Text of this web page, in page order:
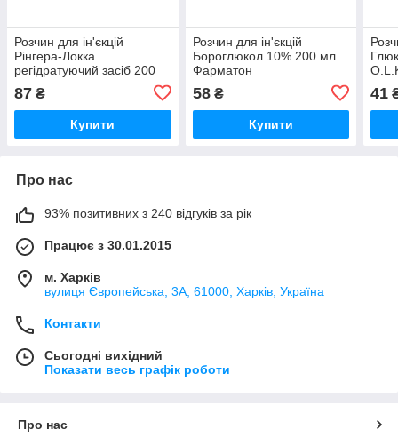
Розчин для ін'єкцій
Рінгера-Локка
регідратуючий засіб 200
87 ₴
Купити
Розчин для ін'єкцій
Бороглюкол 10% 200 мл
Фарматон
58₴
Купити
41
Про нас
93% позитивних з 240 відгуків за рік
Працює з 30.01.2015
м. Харків
вулиця Європейська, 3А, 61000, Харків, Україна
Контакти
Сьогодні вихідний
Показати весь графік роботи
Про нас